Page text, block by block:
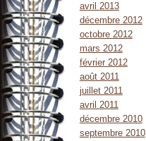
avril 2013
décembre 2012
octobre 2012
mars 2012
février 2012
août 2011
juillet 2011
avril 2011
décembre 2010
septembre 2010